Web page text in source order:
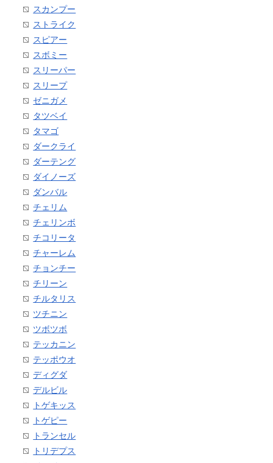
スカンプー
ストライク
スピアー
スボミー
スリーパー
スリープ
ゼニガメ
タツベイ
タマゴ
ダークライ
ダーテング
ダイノーズ
ダンバル
チェリム
チェリンボ
チコリータ
チャーレム
チョンチー
チリーン
チルタリス
ツチニン
ツボツボ
テッカニン
テッポウオ
ディグダ
デルビル
トゲキッス
トゲピー
トランセル
トリデプス